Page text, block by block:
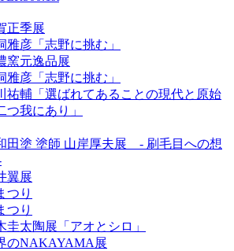
正季展
雅彦「志野に挑む」
窯元逸品展
雅彦「志野に挑む」
祐輔「選ばれてあることの現代と原始
つ我にあり」
田塗 塗師 山岸厚夫展 - 刷毛目への想
翼展
つり
つり
圭太陶展「アオとシロ」
のNAKAYAMA展